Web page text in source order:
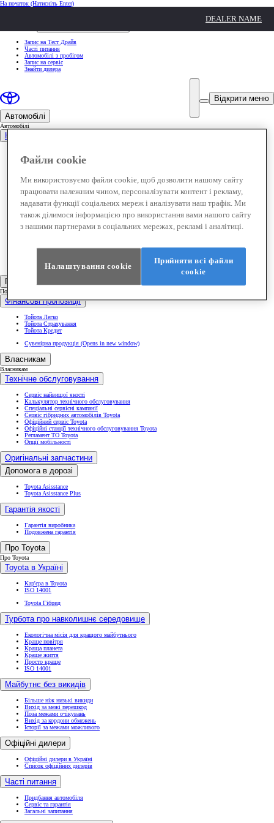
На початок (Натисніть Enter)
DEALER NAME
Запис на Тест Драйв
Часті питання
Автомобілі з пробігом
Запис на сервіс
Знайти дилера
Відкрити меню
Автомобілі
Автомобілі
Нові автомобілі
Corolla
Corolla Cross
Новий Toyota C-HR+
Новий Toyota bZ4X
Новий Toyota bZ4X Touring
Land Cruiser Prado
Land Cruiser
Hilux
Автомобілі з пробігом(Opens in new window)
Покупцям
Покупцям
Фінансові пропозиції
Тойота Легко
Тойота Страхування
Тойота Кредит
Сувенірна продукція (Opens in new window)
Власникам
Власникам
Технічне обслуговування
Сервіс найвищої якості
Калькулятор технічного обслуговування
Спеціальні сервісні кампанії
Сервіс гібридних автомобілів Toyota
Офіційний сервіс Toyota
Офіційні станції технічного обслуговування Toyota
Регламент ТО Toyota
Опції мобільності
Оригінальні запчастини
Допомога в дорозі
Toyota Asisstance
Toyota Asisstance Plus
Гарантія якості
Гарантія виробника
Подовжена гарантія
Про Toyota
Про Toyota
Toyota в Україні
Кар'єра в Toyota
ISO 14001
Toyota Гібрид
Турбота про навколишнє середовище
Екологічна місія для кращого майбутнього
Краще повітря
Краща планета
Краще життя
Просто краще
ISO 14001
Майбутнє без викидів
Більше ніж низькі викиди
Вихід за межі перешкод
Поза межами очікувань
Вихід за кордони обмежень
Історії за межами можливого
Офіційні дилери
Офіційні дилери в Україні
Список офіційних дилерів
Часті питання
Придбання автомобіля
Сервіс та гарантія
Загальні запитання
Файли cookie
Ми використовуємо файли cookie, щоб дозволити нашому сайту
працювати належним чином, персоналізувати контент і рекламу,
надавати функції соціальних мереж і аналізувати наш трафік. Ми
також ділимося інформацією про використання вами нашого сайту
з нашими партнерами в соціальних мережах, рекламі і аналітиці.
Налаштування cookie
Прийняти всі файли
сookie